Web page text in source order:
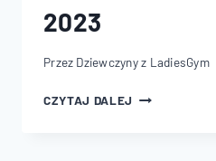
2023
Przez Dziewczyny z LadiesGym
CZYTAJ DALEJ KLUBOWICZKA